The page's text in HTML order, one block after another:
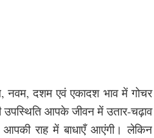
नवम, दशम एवं एकादश भाव में गोचर
उपस्थिति आपके जीवन में उतार-चढ़ाव
आपकी राह में बाधाएँ आएंगी। लेकिन